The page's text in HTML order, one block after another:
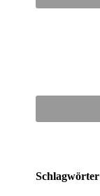
Schlagwörter